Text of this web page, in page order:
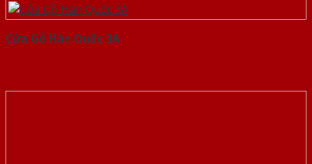
Cửa Gỗ Hàn Quốc 3A